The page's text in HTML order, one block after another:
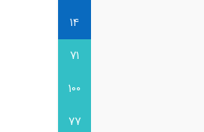
14
71
100
77